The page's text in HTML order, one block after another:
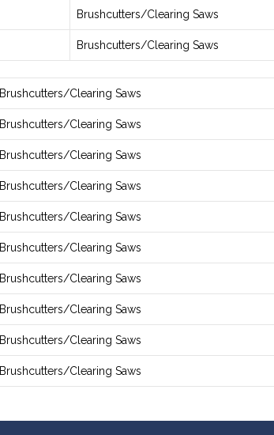
Brushcutters/Clearing Saws
Brushcutters/Clearing Saws
Brushcutters/Clearing Saws
Brushcutters/Clearing Saws
Brushcutters/Clearing Saws
Brushcutters/Clearing Saws
Brushcutters/Clearing Saws
Brushcutters/Clearing Saws
Brushcutters/Clearing Saws
Brushcutters/Clearing Saws
Brushcutters/Clearing Saws
Brushcutters/Clearing Saws